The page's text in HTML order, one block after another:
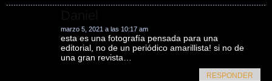
marzo 5, 2021 a las 10:17 am
esta es una fotografía pensada para una
editorial, no de un periódico amarillista! si no de
una gran revista…
RESPONDER